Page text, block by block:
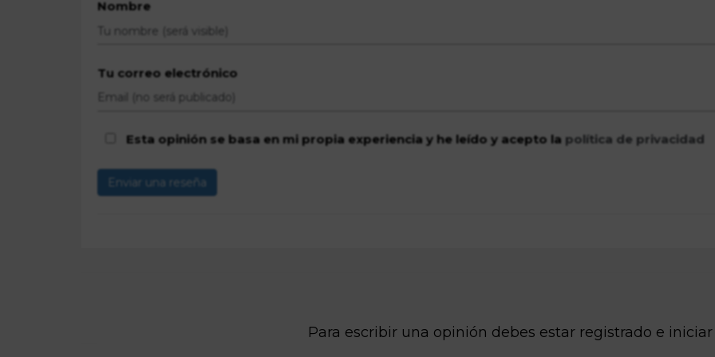
Para escribir una opinión debes estar registrado e iniciar
Nombre
Tu correo electrónico
Esta opinión se basa en mi propia experiencia y he leído y acepto la política de privacidad
Enviar una reseña